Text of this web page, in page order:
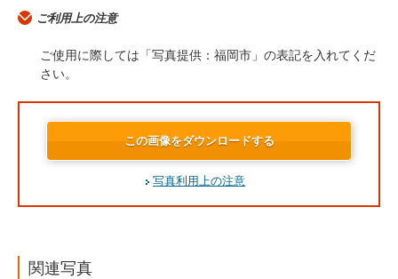
ご利用上の注意
ご使用に際しては「写真提供：福岡市」の表記を入れてくだ
さい。
この画像をダウンロードする
写真利用上の注意
関連写真